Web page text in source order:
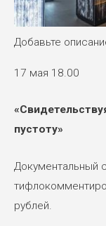
Добавьте
17 мая 18.00
пустоту»
Документальный
рублей.